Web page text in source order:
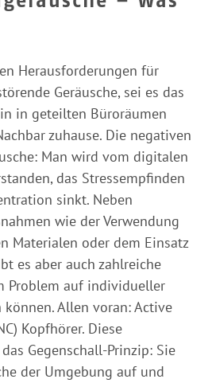
Herausforderungen für
Geräusche, sei es das
in geteilten Büroräumen
zuhause. Die negativen
Man wird vom digitalen
das Stressempfinden
sinkt. Neben
wie der Verwendung
Materialen oder dem Einsatz
es aber auch zahlreiche
Problem auf individueller
Allen voran: Active
Kopfhörer. Diese
Gegenschall-Prinzip: Sie
der Umgebung auf und